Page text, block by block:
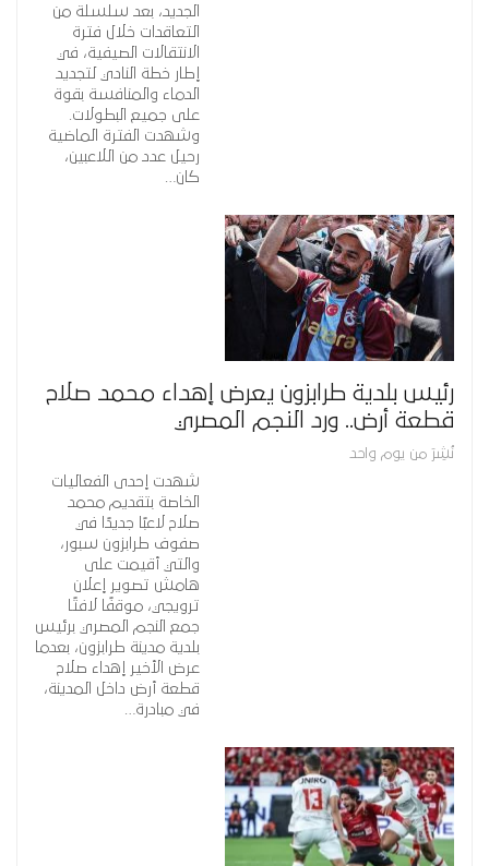
الجديد، بعد سلسلة من
التعاقدات خلال فترة
الانتقالات الصيفية، في
إطار خطة النادي لتجديد
الدماء والمنافسة بقوة
على جميع البطولات.
وشهدت الفترة الماضية
رحيل عدد من اللاعبين،
كان…
رئيس بلدية طرابزون يعرض إهداء محمد صلاح
قطعة أرض.. ورد النجم المصري
نُشِرَ من يوم واحد
شهدت إحدى الفعاليات
الخاصة بتقديم محمد
صلاح لاعبًا جديدًا في
صفوف طرابزون سبور،
والتي أقيمت على
هامش تصوير إعلان
ترويجي، موقفًا لافتًا
جمع النجم المصري برئيس
بلدية مدينة طرابزون، بعدما
عرض الأخير إهداء صلاح
قطعة أرض داخل المدينة،
في مبادرة…